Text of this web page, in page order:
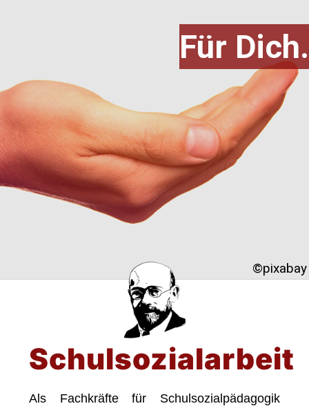
©pixabay
Für Dich.
Schulsozialarbeit
Als Fachkräfte für Schulsozialpädagogik